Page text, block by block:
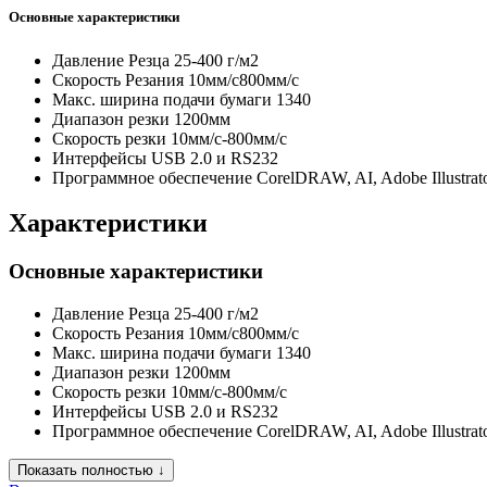
Основные характеристики
Давление Резца 25-400 г/м2
Скорость Резания 10мм/с800мм/с
Макс. ширина подачи бумаги 1340
Диапазон резки 1200мм
Скорость резки 10мм/с-800мм/с
Интерфейсы USB 2.0 и RS232
Программное обеспечение CorelDRAW, AI, Adobe
Характеристики
Основные характеристики
Давление Резца 25-400 г/м2
Скорость Резания 10мм/с800мм/с
Макс. ширина подачи бумаги 1340
Диапазон резки 1200мм
Скорость резки 10мм/с-800мм/с
Интерфейсы USB 2.0 и RS232
Программное обеспечение CorelDRAW, AI, Adobe
Показать полностью ↓